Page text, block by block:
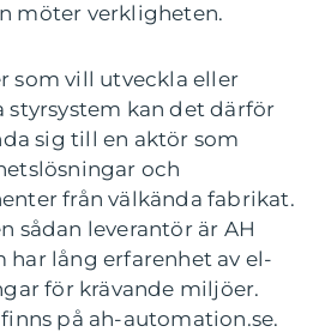
möter verkligheten.
som vill utveckla eller
styrsystem kan det därför
sig till en aktör som
och
från välkända fabrikat.
sådan leverantör är AH
har lång erfarenhet av el-
för krävande miljöer.
på ah-automation.se.